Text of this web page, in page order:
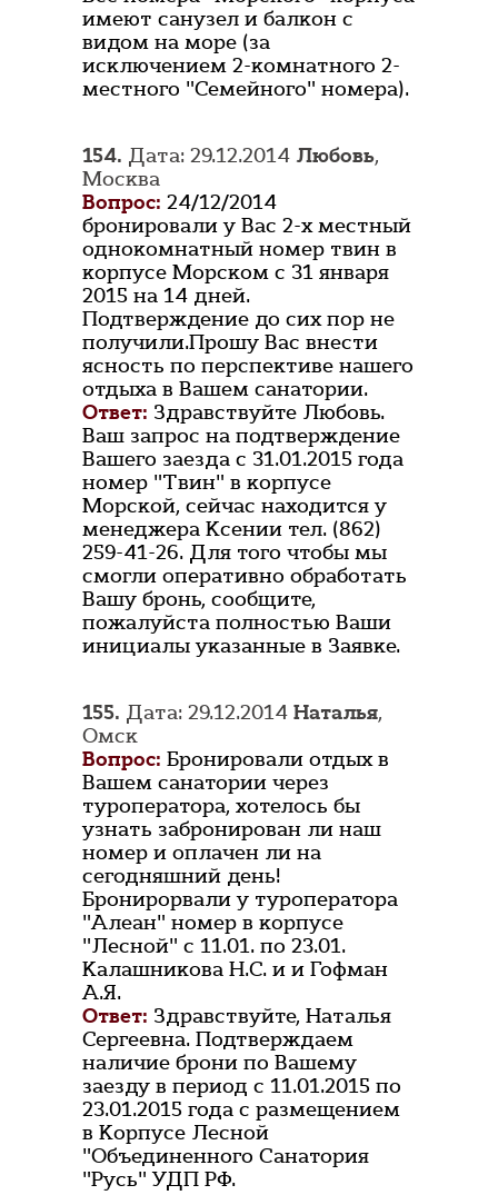
имеют санузел и балкон с
видом на море (за
исключением 2-комнатного 2-
местного "Семейного" номера).
154. Дата: 29.12.2014 Любовь,
Москва
Вопрос: 24/12/2014
бронировали у Вас 2-х местный
однокомнатный номер твин в
корпусе Морском с 31 января
2015 на 14 дней.
Подтверждение до сих пор не
получили.Прошу Вас внести
ясность по перспективе нашего
отдыха в Вашем санатории.
Ответ: Здравствуйте Любовь.
Ваш запрос на подтверждение
Вашего заезда с 31.01.2015 года
номер "Твин" в корпусе
Морской, сейчас находится у
менеджера Ксении тел. (862)
259-41-26. Для того чтобы мы
смогли оперативно обработать
Вашу бронь, сообщите,
пожалуйста полностью Ваши
инициалы указанные в Заявке.
155. Дата: 29.12.2014 Наталья,
Омск
Вопрос: Бронировали отдых в
Вашем санатории через
туроператора, хотелось бы
узнать забронирован ли наш
номер и оплачен ли на
сегодняшний день!
Бронирорвали у туроператора
"Алеан" номер в корпусе
"Лесной" с 11.01. по 23.01.
Калашникова Н.С. и и Гофман
А.Я.
Ответ: Здравствуйте, Наталья
Сергеевна. Подтверждаем
наличие брони по Вашему
заезду в период с 11.01.2015 по
23.01.2015 года с размещением
в Корпусе Лесной
"Объединенного Санатория
"Русь" УДП РФ.